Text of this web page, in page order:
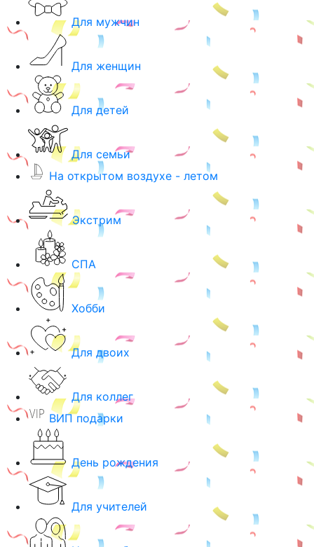
Для мужчин
Для женщин
Для детей
Для семьи
На открытом воздухе - летом
Экстрим
СПА
Хобби
Для двоих
Для коллег
ВИП подарки
День рождения
Для учителей